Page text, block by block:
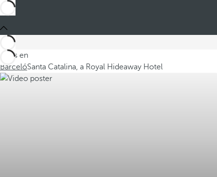
Estás en
BarcelóSanta Catalina, a Royal Hideaway Hotel